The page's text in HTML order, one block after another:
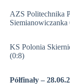
AZS Politechnika
Siemianowiczanka
KS Polonia
(0:8)
Półfinały –